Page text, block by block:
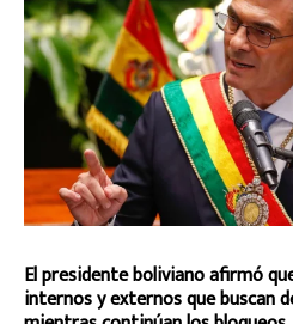
El presidente boliviano afirmó
internos y externos que buscan